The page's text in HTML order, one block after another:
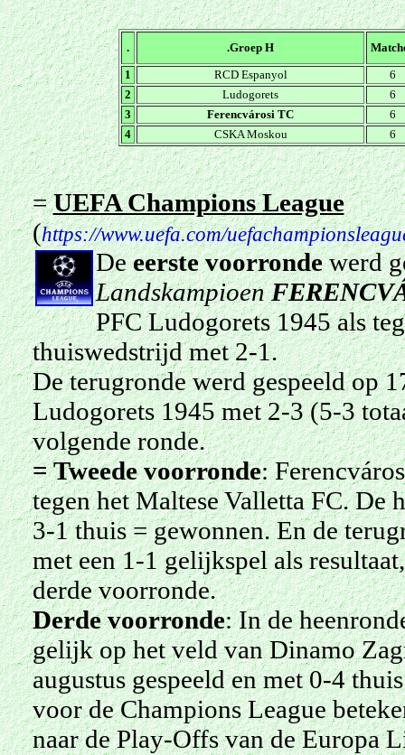
. .Groep H
1
RCD Espanyol
6
2
Ludogorets
6
3
Ferencvárosi TC
6
4
CSKA Moskou 6
=UEFA Champions League
(https://www.uefa.com/
De eerste voorrondewerd
Landskampioen
PFC Ludogorets 1945 als
thuiswedstrijd met 2-1.
De terugronde werd gespeeld op
Ludogorets 1945 met 2-3 (5-3
volgende ronde.
= Tweede voorronde:
tegen het Maltese Valletta FC. De
3-1 thuis = gewonnen. En de
met een 1-1 gelijkspel als
derde voorronde.
Derde voorronde: In de
gelijk op het veld van Dinamo
augustus gespeeld en met 0-4
voor de Champions League
naar de Play-Offs van de Europa